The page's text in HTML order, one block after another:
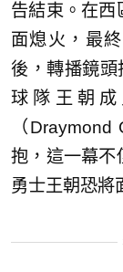
告結束。在西
面熄火，最
後，轉播鏡
球隊王朝成
（
抱，這一幕不
勇士王朝恐將